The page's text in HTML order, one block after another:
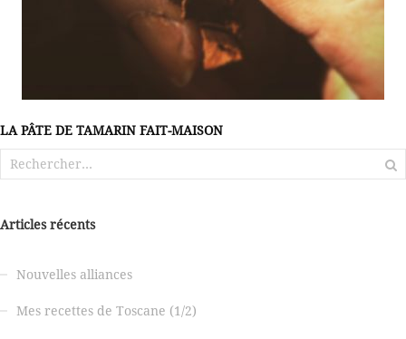
LA PÂTE DE TAMARIN FAIT-MAISON
Rechercher :
Articles récents
Nouvelles alliances
Mes recettes de Toscane (1/2)